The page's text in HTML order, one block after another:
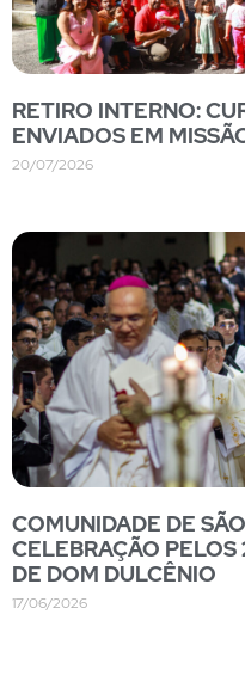
RETIRO INTERNO:
ENVIADOS EM
20/07/2026
COMUNIDADE DE
CELEBRAÇÃO PELOS
DE DOM DULCÊNIO
17/06/2026